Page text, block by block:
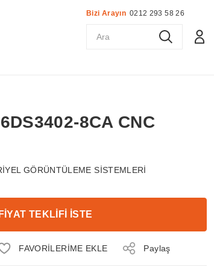
Bizi Arayın 0212 293 58 26
8CA CNC
GÖRÜNTÜLEME SİSTEMLERİ
FİYAT TEKLİFİ İSTE
Paylaş